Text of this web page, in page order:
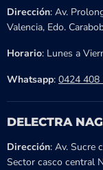
Dirección: Av.
Valencia, Edo.
Horario: Lunes a
Whatsapp: 0424 408
DELECTRA
Dirección: Av. Sucre
Sector casco central